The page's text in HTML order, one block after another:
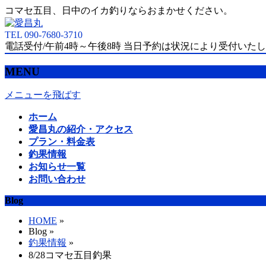
コマセ五目、日中のイカ釣りならおまかせください。
TEL 090-7680-3710
電話受付/午前4時～午後8時 当日予約は状況により受付いた
MENU
メニューを飛ばす
ホーム
愛昌丸の紹介・アクセス
プラン・料金表
釣果情報
お知らせ一覧
お問い合わせ
Blog
HOME »
Blog »
釣果情報 »
8/28コマセ五目釣果